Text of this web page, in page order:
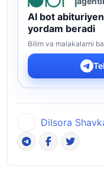
AI bot
yordam beradi
Bilim va malakalarni
Dilsora